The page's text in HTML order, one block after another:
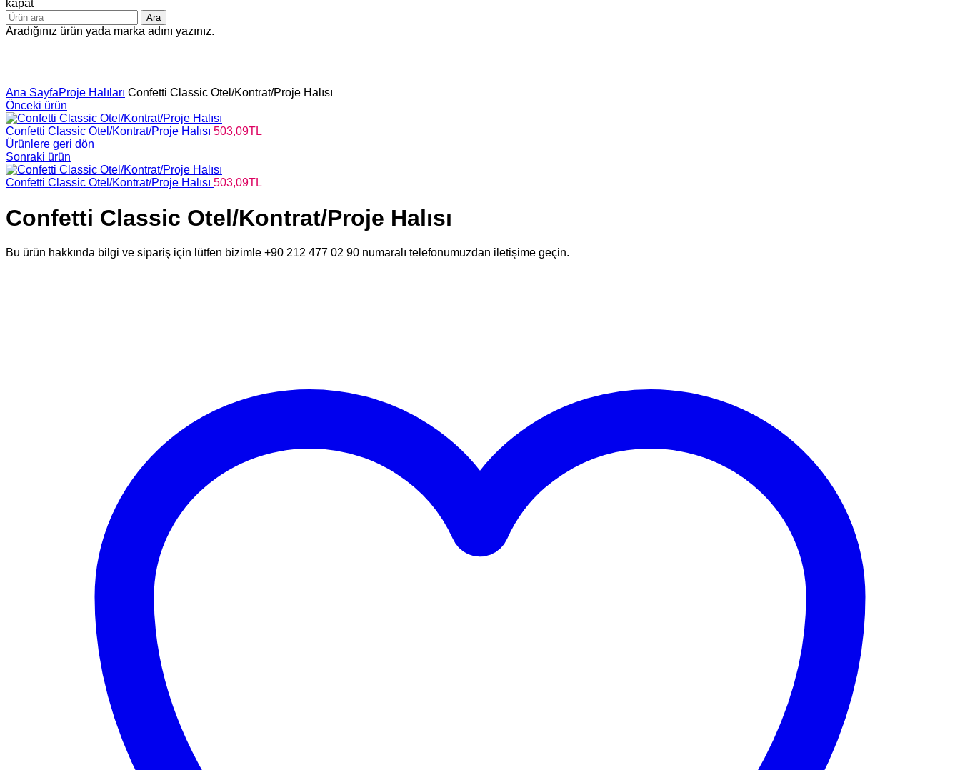
kapat
Ara
Aradığınız ürün yada marka adını yazınız.
Ana SayfaProje Halıları Confetti Classic Otel/Kontrat/Proje Halısı
Önceki ürün
Confetti Classic Otel/Kontrat/Proje Halısı 503,09TL
Ürünlere geri dön
Sonraki ürün
Confetti Classic Otel/Kontrat/Proje Halısı 503,09TL
Confetti Classic Otel/Kontrat/Proje Halısı
Bu ürün hakkında bilgi ve sipariş için lütfen bizimle +90 212 477 02 90 numaralı telefonumuzdan iletişime geçin.